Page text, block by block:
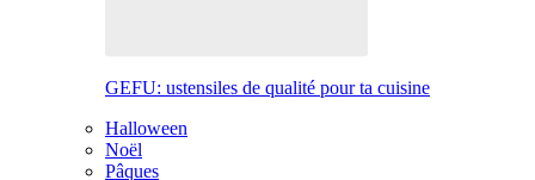
GEFU: ustensiles de qualité pour ta cuisine
Halloween
Noël
Pâques